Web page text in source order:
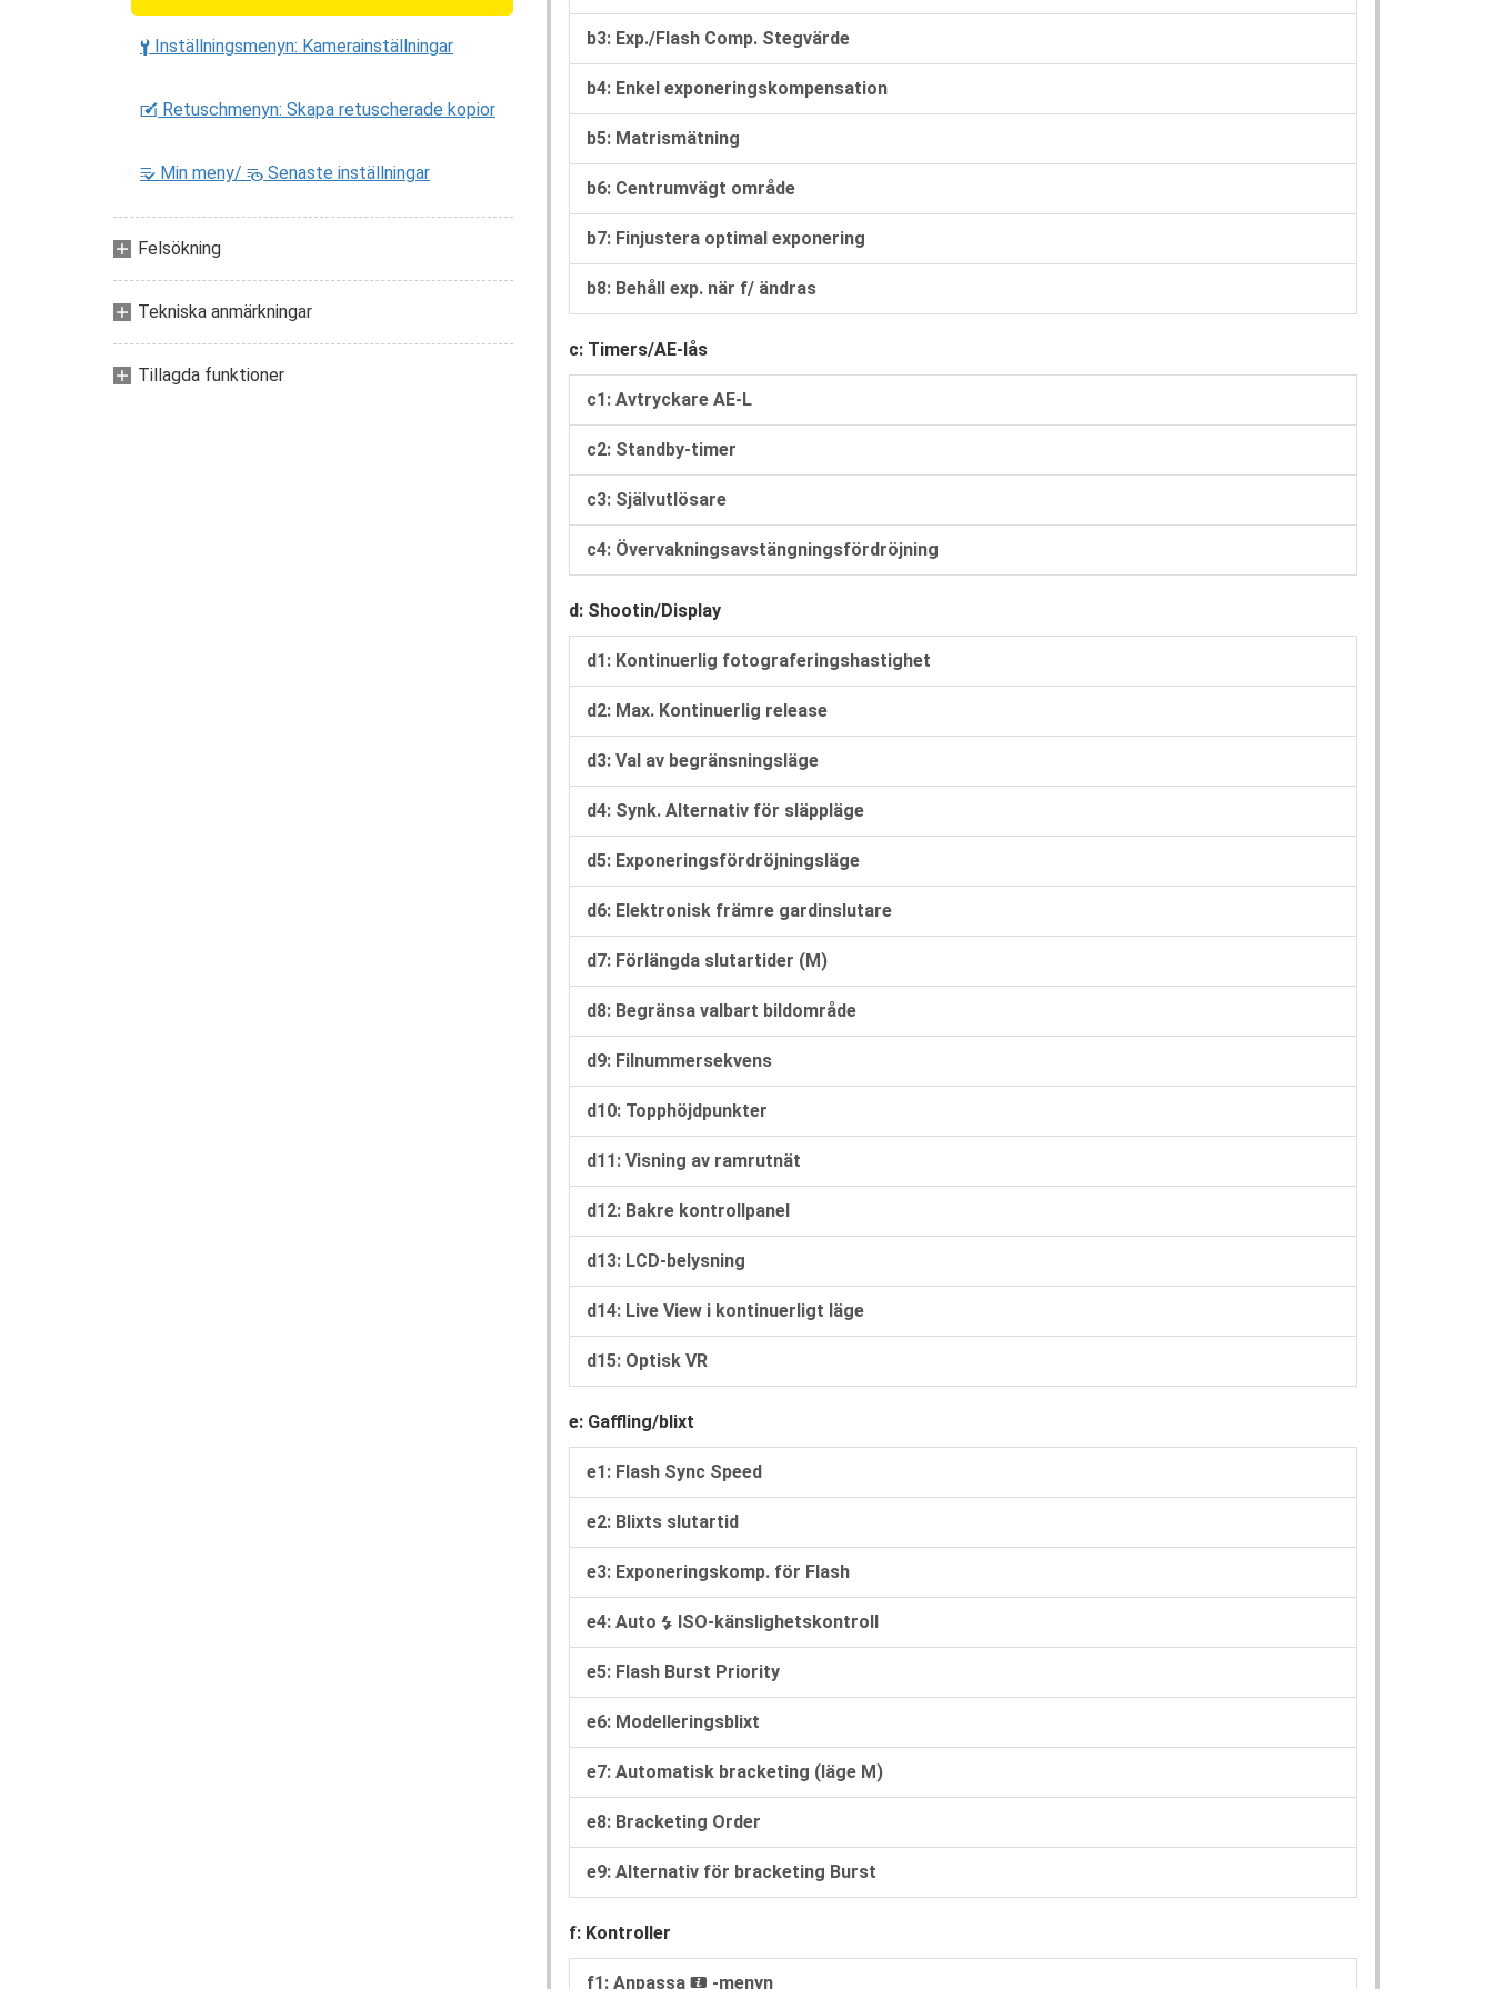
B Inställningsmenyn: Kamerainställningar
N Retuschmenyn: Skapa retuscherade kopior
O Min meny/ m Senaste inställningar
Felsökning
Tekniska anmärkningar
Tillagda funktioner
b3: Exp./Flash Comp. Stegvärde
b4: Enkel exponeringskompensation
b5: Matrismätning
b6: Centrumvägt område
b7: Finjustera optimal exponering
b8: Behåll exp. när f/ ändras
c: Timers/AE-lås
c1: Avtryckare AE-L
c2: Standby-timer
c3: Självutlösare
c4: Övervakningsavstängningsfördröjning
d: Shootin/Display
d1: Kontinuerlig fotograferingshastighet
d2: Max. Kontinuerlig release
d3: Val av begränsningsläge
d4: Synk. Alternativ för släppläge
d5: Exponeringsfördröjningsläge
d6: Elektronisk främre gardinslutare
d7: Förlängda slutartider (M)
d8: Begränsa valbart bildområde
d9: Filnummersekvens
d10: Topphöjdpunkter
d11: Visning av ramrutnät
d12: Bakre kontrollpanel
d13: LCD-belysning
d14: Live View i kontinuerligt läge
d15: Optisk VR
e: Gaffling/blixt
e1: Flash Sync Speed
e2: Blixts slutartid
e3: Exponeringskomp. för Flash
e4: Auto N ISO-känslighetskontroll
e5: Flash Burst Priority
e6: Modelleringsblixt
e7: Automatisk bracketing (läge M)
e8: Bracketing Order
e9: Alternativ för bracketing Burst
f: Kontroller
f1: Anpassa i -menyn